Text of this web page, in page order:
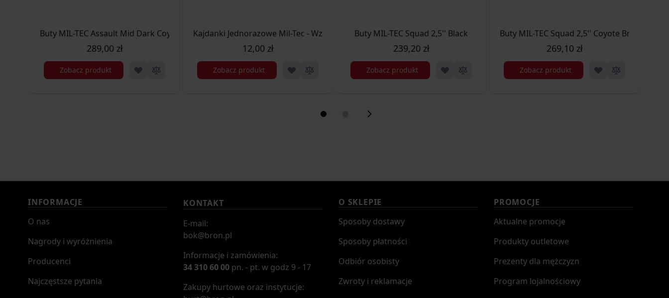
Buty MIL-TEC Assault Mid Dark Coyote
289,00 zł
Zobacz produkt
Kajdanki Jednorazowe Mil-Tec - Wzmacniane - Czarne
12,00 zł
Zobacz produkt
Buty MIL-TEC Squad 2,5'' Black
239,20 zł
Zobacz produkt
Buty MIL-TEC Squad 2,5'' Coyote Brown
269,10 zł
Zobacz produkt
INFORMACJE
O nas
Nagrody i wyróżnienia
Producenci
Najczęstsze pytania
KONTAKT
E-mail:
bok@bron.pl
Informacje i zamówienia:
34 310 60 00 pn. - pt. w godz 9 - 17
Zakupy hurtowe oraz instytucje:
O SKLEPIE
Sposoby dostawy
Sposoby płatności
Odbiór osobisty
Zwroty i reklamacje
PROMOCJE
Aktualne promocje
Produkty outletowe
Prezenty dla mężczyzn
Program lojalnościowy